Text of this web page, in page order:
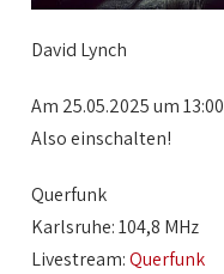
David Lynch
Am 25.05.2025 um 13:00
Also einschalten!
Querfunk
Karlsruhe: 104,8 MHz
Livestream:Querfunk